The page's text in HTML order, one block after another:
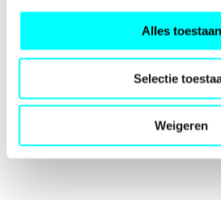
Alles toestaan
Selectie
Weigeren